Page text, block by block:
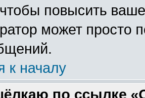
повысить
может просто
к началу
по ссылке